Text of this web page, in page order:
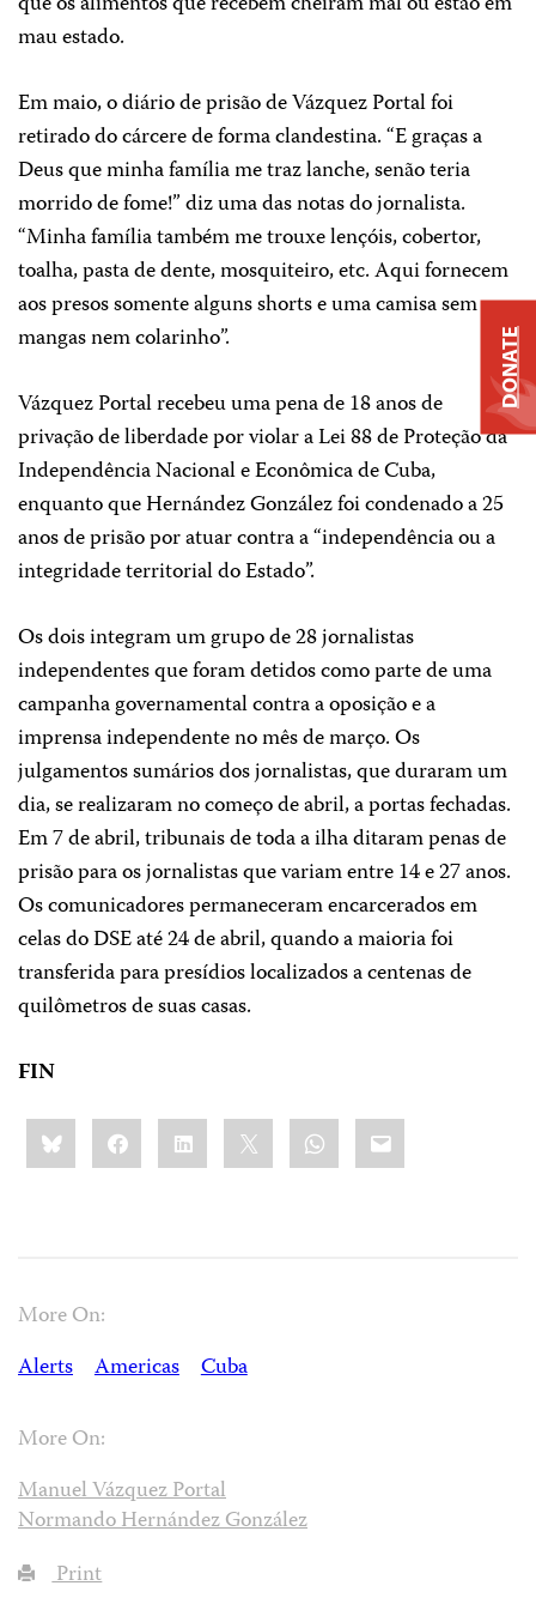
mau estado.
Em maio, o diário de prisão de Vázquez Portal foi
retirado do cárcere de forma clandestina. “E graças a
Deus que minha família me traz lanche, senão teria
morrido de fome!” diz uma das notas do jornalista.
“Minha família também me trouxe lençóis, cobertor,
toalha, pasta de dente, mosquiteiro, etc. Aqui fornecem
aos presos somente alguns shorts e uma camisa sem
mangas nem colarinho”.
Vázquez Portal recebeu uma pena de 18 anos de
privação de liberdade por violar a Lei 88 de Proteção da
Independência Nacional e Econômica de Cuba,
enquanto que Hernández González foi condenado a 25
anos de prisão por atuar contra a “independência ou a
integridade territorial do Estado”.
Os dois integram um grupo de 28 jornalistas
independentes que foram detidos como parte de uma
campanha governamental contra a oposição e a
imprensa independente no mês de março. Os
julgamentos sumários dos jornalistas, que duraram um
dia, se realizaram no começo de abril, a portas fechadas.
Em 7 de abril, tribunais de toda a ilha ditaram penas de
prisão para os jornalistas que variam entre 14 e 27 anos.
Os comunicadores permaneceram encarcerados em
celas do DSE até 24 de abril, quando a maioria foi
transferida para presídios localizados a centenas de
quilômetros de suas casas.
FIN
Share
this:BlueskyFacebookLinkedIn WhatsApp
Email
More On:
Alerts
Americas Cuba
More On:
Manuel Vázquez Portal
Normando Hernández González
Print
DONATE